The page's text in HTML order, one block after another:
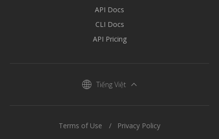
API Docs
CLI Docs
API Pricing
Tiếng Việt
Terms of Use Privacy Policy